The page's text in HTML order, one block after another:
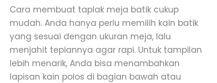
Cara membuat taplak meja batik cukup
mudah. Anda hanya perlu memilih kain batik
yang sesuai dengan ukuran meja, lalu
menjahit tepiannya agar rapi. Untuk tampilan
lebih menarik, Anda bisa menambahkan
lapisan kain polos di bagian bawah atau